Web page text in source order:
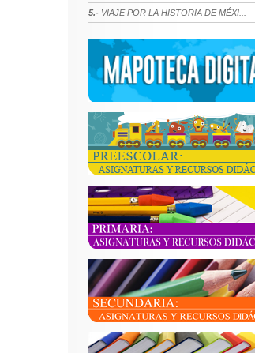
5.- VIAJE POR LA HISTORIA DE MÉXI...